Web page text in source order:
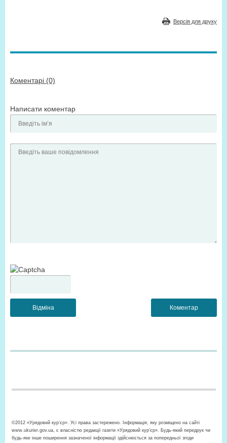
Версія для друку
Коментарі (0)
Написати коментар
©2012 «Урядовий кур’єр». Усі права застережено. Інформація, яку розміщено на сайті
www.ukurier.gov.ua, є власністю редакції газети «Урядовий кур'єр». Будь-який передрук чи
будь-яке інше поширення зазначеної інформації здійснюється за попередньої згоди